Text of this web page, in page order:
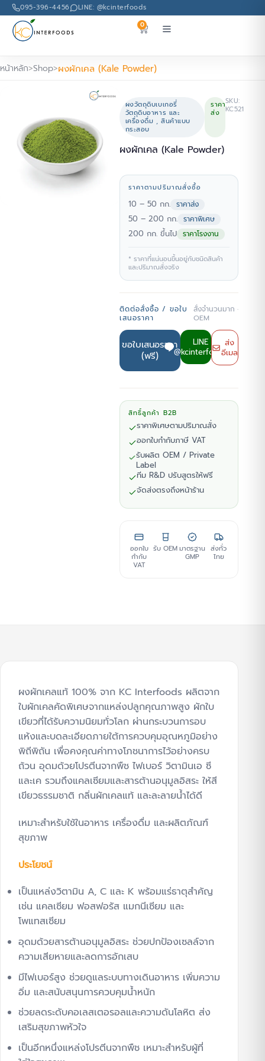
095-396-4456 LINE: @kcinterfoods
0
หน้าหลัก Shop ผงผักเคล (Kale Powder)
ผงวัตถุดิบเบเกอรี่
วัตถุดิบอาหาร และ
เครื่องดื่ม ,สินค้าแบบ
กระสอบ
ราคา
ส่ง
SKU:
KC521
ผงผักเคล (Kale Powder)
ราคาตามปริมาณสั่งซื้อ
10 – 50 กก. ราคาส่ง
50 – 200 กก. ราคาพิเศษ
200 กก. ขึ้นไป ราคาโรงงาน
* ราคาที่แน่นอนขึ้นอยู่กับชนิดสินค้า
และปริมาณสั่งจริง
ติดต่อสั่งซื้อ / ขอใบ
เสนอราคา
สั่งจำนวนมาก ·
OEM
ขอใบเสนอราคา
(ฟรี)
LINE
@kcinterfoods
ส่ง
อีเมล
สิทธิ์ลูกค้า B2B
ราคาพิเศษตามปริมาณสั่ง
ออกใบกำกับภาษี VAT
รับผลิต OEM / Private
Label
ทีม R&D ปรับสูตรให้ฟรี
จัดส่งตรงถึงหน้าร้าน
ออกใบ
กำกับ
VAT
รับ OEMมาตรฐาน
GMP
ส่งทั่ว
ไทย
ผงผักเคลแท้ 100% จาก KC Interfoods ผลิตจาก
ใบผักเคลคัดพิเศษจากแหล่งปลูกคุณภาพสูง ผักใบ
เขียวที่ได้รับความนิยมทั่วโลก ผ่านกระบวนการอบ
แห้งและบดละเอียดภายใต้การควบคุมอุณหภูมิอย่าง
พิถีพิถัน เพื่อคงคุณค่าทางโภชนาการไว้อย่างครบ
ถ้วน อุดมด้วยโปรตีนจากพืช ไฟเบอร์ วิตามินเอ ซี
และเค รวมถึงแคลเซียมและสารต้านอนุมูลอิสระ ให้สี
เขียวธรรมชาติ กลิ่นผักเคลแท้ และละลายน้ำได้ดี
เหมาะสำหรับใช้ในอาหาร เครื่องดื่ม และผลิตภัณฑ์
สุขภาพ
ประโยชน์
เป็นแหล่งวิตามิน A, C และ K พร้อมแร่ธาตุสำคัญ
เช่น แคลเซียม ฟอสฟอรัส แมกนีเซียม และ
โพแทสเซียม
อุดมด้วยสารต้านอนุมูลอิสระ ช่วยปกป้องเซลล์จาก
ความเสียหายและลดการอักเสบ
มีไฟเบอร์สูง ช่วยดูแลระบบทางเดินอาหาร เพิ่มความ
อิ่ม และสนับสนุนการควบคุมน้ำหนัก
ช่วยลดระดับคอเลสเตอรอลและความดันโลหิต ส่ง
เสริมสุขภาพหัวใจ
เป็นอีกหนึ่งแหล่งโปรตีนจากพืช เหมาะสำหรับผู้ที่